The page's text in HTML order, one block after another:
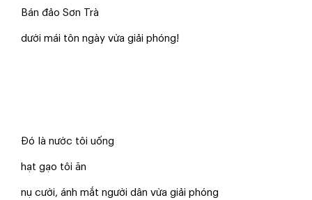
Bán đảo Sơn Trà
dưới mái tôn ngày vừa giải phóng!
Đó là nước tôi uống
hạt gạo tôi ăn
nụ cười, ánh mắt người dân vừa giải phóng